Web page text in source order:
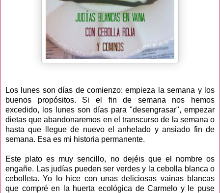
Los lunes son días de comienzo: empieza la semana y los
buenos propósitos. Si el fin de semana nos hemos
excedido, los lunes son días para "desengrasar", empezar
dietas que abandonaremos en el transcurso de la semana o
hasta que llegue de nuevo el anhelado y ansiado fin de
semana. Esa es mi historia permanente.
Este plato es muy sencillo, no dejéis que el nombre os
engañe. Las judías pueden ser verdes y la cebolla blanca o
cebolleta. Yo lo hice con unas deliciosas vainas blancas
que compré en la huerta ecológica de Carmelo y le puse